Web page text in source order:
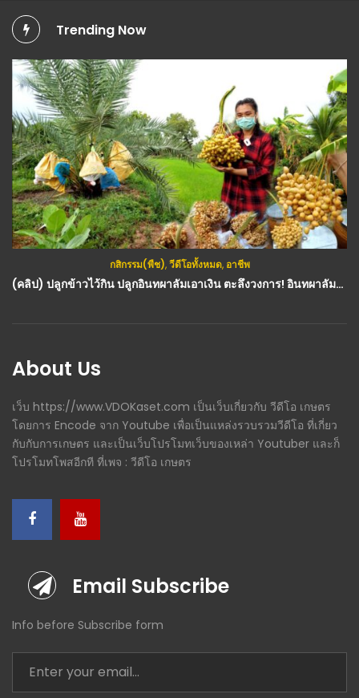
Trending Now
กสิกรรม(พืช),วีดีโอทั้งหมด
(คลิป) ปลูกกล้วยพันธุ์ไหนดี : วีดีโอ เกษตร
About Us
เว็บ https://www.VDOKaset.com เป็นเว็บเกี่ยวกับ วีดีโอ เกษตร
โดยการ Encode จาก Youtube เพื่อเป็นแหล่งรวบรวมวีดีโอ ที่เกี่ยว
กับกับการเกษตร และเป็นเว็บโปรโมทเว็บของเหล่า Youtuber และก็
โปรโมทโพสอีกที ที่เพจ : วีดีโอ เกษตร
Email Subscribe
Info before Subscribe form